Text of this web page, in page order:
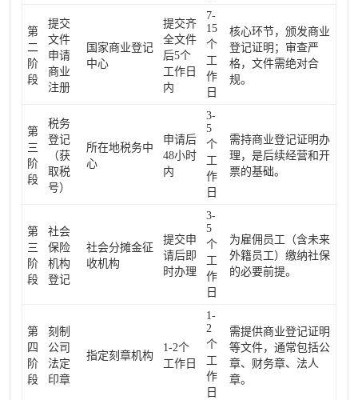
第
二
阶
段
提交
文件
申请
商业
注册
国家商业登记
中心
提交齐
全文件
后5个
工作日
内
7-
15
个
工
作
日
核心环节，颁发商业
登记证明；审查严
格，文件需绝对合
规。
第
三
阶
段
税务
登记
（获
取税
号）
所在地税务中
心
申请后
48小时
内
3-
5
个
工
作
日
需持商业登记证明办
理，是后续经营和开
票的基础。
第
三
阶
段
社会
保险
机构
登记
社会分摊金征
收机构
提交申
请后即
时办理
3-
5
个
工
作
日
为雇佣员工（含未来
外籍员工）缴纳社保
的必要前提。
第
四
阶
段
刻制
公司
法定
印章
指定刻章机构
1-2个
工作日
1-
2
个
工
作
日
需提供商业登记证明
等文件，通常包括公
章、财务章、法人
章。